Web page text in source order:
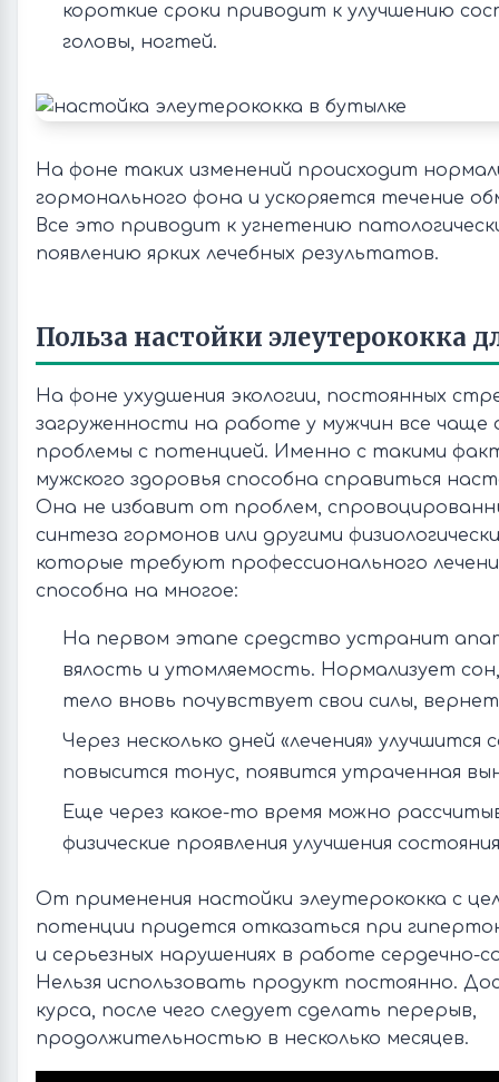
короткие сроки приводит к улучшению
головы, ногтей.
На фоне таких изменений происходит
гормонального фона и ускоряется течение
Все это приводит к угнетению
появлению ярких лечебных результатов.
Польза настойки элеутерококка
На фоне ухудшения экологии, постоянных
загруженности на работе у мужчин все
проблемы с потенцией. Именно с такими
мужского здоровья способна справиться
Она не избавит от проблем,
синтеза гормонов или другими
которые требуют профессионального
способна на многое:
На первом этапе средство устранит
вялость и утомляемость. Нормализует
тело вновь почувствует свои силы,
Через несколько дней «лечения» улучшится
повысится тонус, появится утраченная
Еще через какое-то время можно
физические проявления улучшения
От применения настойки элеутерококка с
потенции придется отказаться при
и серьезных нарушениях в работе сердечно-
Нельзя использовать продукт постоянно.
курса, после чего следует сделать перерыв,
продолжительностью в несколько месяцев.